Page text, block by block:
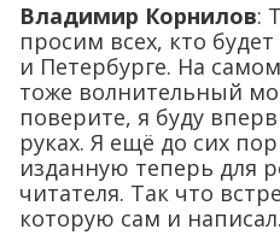
Владимир Корнилов:
просим всех, кто
и Петербурге. На
тоже волнительный
поверите, я буду
руках. Я ещё до сих
изданную теперь для
читателя. Так что
которую сам и написал.